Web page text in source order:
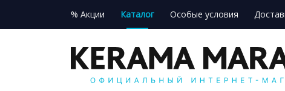
% Акции Каталог Особые условия